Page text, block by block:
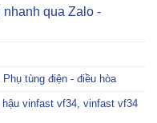
nhanh qua Zalo -
Phụ tùng điện - điều hòa
vinfast vf34 vinfast vf34